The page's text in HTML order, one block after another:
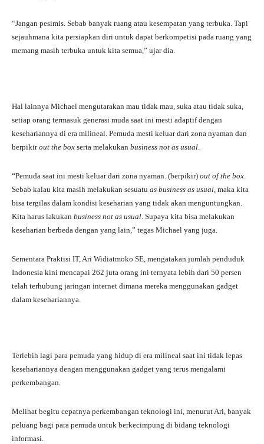
“Jangan pesimis. Sebab banyak ruang atau kesempatan yang terbuka. Tapi
sejauhmana kita persiapkan diri untuk dapat berkompetisi pada ruang yang
memang masih terbuka untuk kita semua,” ujar dia.
Hal lainnya Michael mengutarakan mau tidak mau, suka atau tidak suka,
setiap orang termasuk generasi muda saat ini mesti adaptif dengan
kesehariannya di era milineal. Pemuda mesti keluar dari zona nyaman dan
berpikirout the box serta melakukan business not as usual.
“Pemuda saat ini mesti keluar dari zona nyaman. (berpikir) out of the box.
Sebab kalau kita masih melakukan sesuatu as business as usual, maka kita
bisa tergilas dalam kondisi keseharian yang tidak akan menguntungkan.
Kita harus lakukan business not as usual. Supaya kita bisa melakukan
keseharian berbeda dengan yang lain,” tegas Michael yang juga.
Sementara Praktisi IT, Ari Widiatmoko SE, mengatakan jumlah penduduk
Indonesia kini mencapai 262 juta orang ini ternyata lebih dari 50 persen
telah terhubung jaringan internet dimana mereka menggunakan gadget
dalam kesehariannya.
Terlebih lagi para pemuda yang hidup di era milineal saat ini tidak lepas
kesehariannya dengan menggunakan gadget yang terus mengalami
perkembangan.
Melihat begitu cepatnya perkembangan teknologi ini, menurut Ari, banyak
peluang bagi para pemuda untuk berkecimpung di bidang teknologi
informasi.